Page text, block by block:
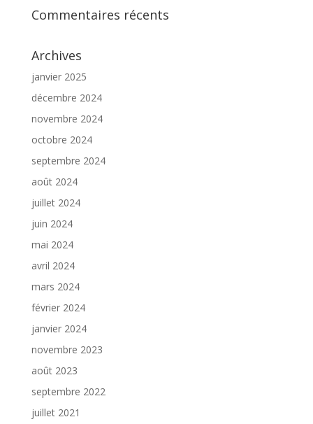
Commentaires récents
Archives
janvier 2025
décembre 2024
novembre 2024
octobre 2024
septembre 2024
août 2024
juillet 2024
juin 2024
mai 2024
avril 2024
mars 2024
février 2024
janvier 2024
novembre 2023
août 2023
septembre 2022
juillet 2021